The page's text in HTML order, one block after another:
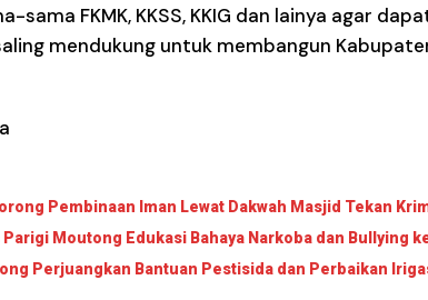
sama FKMK, KKSS, KKIG dan lainya agar
mendukung untuk membangun
Pembinaan Iman Lewat Dakwah Masjid Tekan
Moutong Edukasi Bahaya Narkoba dan Bullying
Perjuangkan Bantuan Pestisida dan Perbaikan